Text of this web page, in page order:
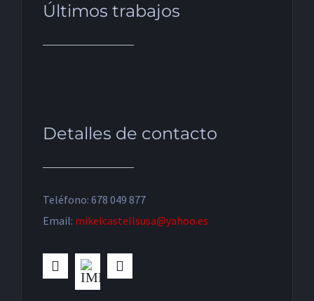
Últimos trabajos
Detalles de contacto
Teléfono: 678 049 877
Email: mikelcastellsusa@yahoo.es